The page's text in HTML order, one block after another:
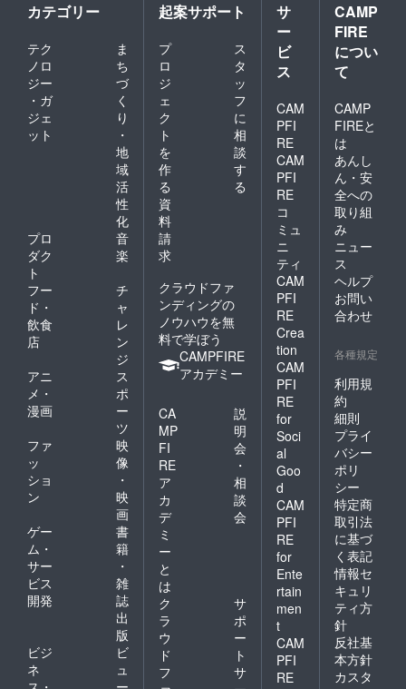
カテゴリー
テク
ノロ
ジー
・ガ
ジェ
ット
ま
ち
づ
く
り
・
地
域
活
性
化
プロ
ダク
ト
音
楽
フー
ド・
飲食
店
チ
ャ
レ
ン
ジ
アニ
メ・
漫画
ス
ポ
ー
ツ
ファ
ッ
ショ
ン
映
像
・
映
画
ゲー
ム・
サー
ビス
開発
書
籍
・
雑
誌
出
版
ビジ
ネ
ビ
ュ
起案サポート
プ
ロ
ジ
ェ
ク
ト
を
作
る
ス
タ
ッ
フ
に
相
談
す
る
資
料
請
求
クラウドファ
ンディングの
ノウハウを無
料で学ぼう
CAMPFIRE
アカデミー
CA
MP
FI
RE
ア
カ
デ
ミ
ー
と
は
説
明
会
・
相
談
会
ク
ラ
ウ
ド
フ
サ
ポ
ー
ト
サ
サ
ー
ビ
ス
CAM
PFI
RE
CAM
PFI
RE
コ
ミュ
ニ
ティ
CAM
PFI
RE
Crea
tion
CAM
PFI
RE
for
Soci
al
Goo
d
CAM
PFI
RE
for
Ente
rtain
men
t
CAM
PFI
RE
CAMP
FIRE
につい
て
CAMP
FIREと
は
あんし
ん・安
全への
取り組
み
ニュー
ス
ヘルプ
お問い
合わせ
各種規定
利用規
約
細則
プライ
バシー
ポリ
シー
特定商
取引法
に基づ
く表記
情報セ
キュリ
ティ方
針
反社基
本方針
カスタ